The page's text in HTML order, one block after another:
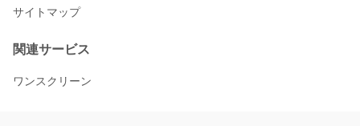
サイトマップ
関連サービス
ワンスクリーン